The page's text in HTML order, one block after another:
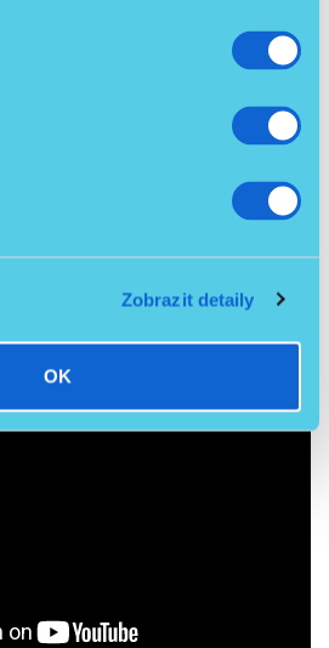
Zobrazit detaily
OK
postele s ovladačem: